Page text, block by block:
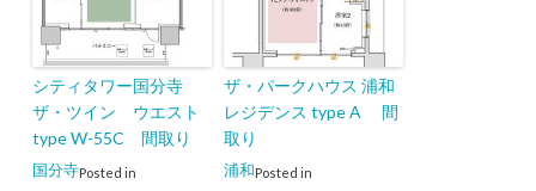
シティタワー国分寺
ザ・ツイン ウエスト
type W-55C 間取り
Posted in
国分寺
ザ・パークハウス 浦和
レジデンス type A 間
取り
Posted in
浦和